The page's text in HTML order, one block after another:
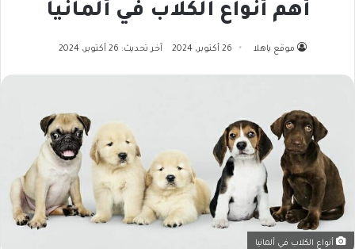
أهم أنواع الكلاب في ألمانيا
موقع ياهلا 26 أكتوبر، 2024 آخر تحديث: 26 أكتوبر، 2024
أنواع الكلاب في ألمانيا